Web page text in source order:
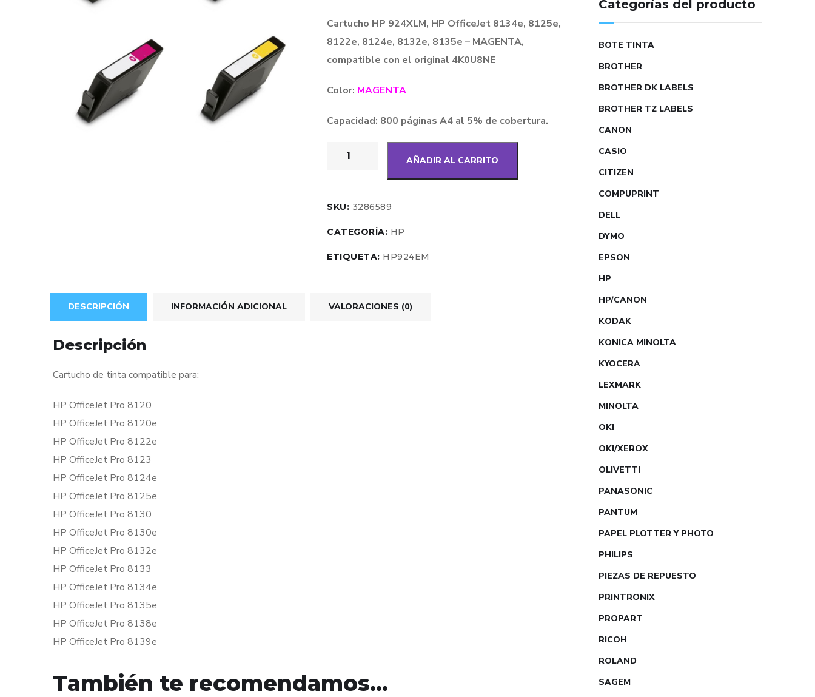
Cartucho HP 924XLM, HP OfficeJet 8134e, 8125e,
8122e, 8124e, 8132e, 8135e – MAGENTA,
compatible con el original 4K0U8NE
Color: MAGENTA
Capacidad: 800 páginas A4 al 5% de cobertura.
AÑADIR AL CARRITO
SKU: 3286589
CATEGORÍA: HP
ETIQUETA: HP924EM
DESCRIPCIÓN INFORMACIÓN ADICIONAL VALORACIONES (0)
Descripción
Cartucho de tinta compatible para:
HP OfficeJet Pro 8120
HP OfficeJet Pro 8120e
HP OfficeJet Pro 8122e
HP OfficeJet Pro 8123
HP OfficeJet Pro 8124e
HP OfficeJet Pro 8125e
HP OfficeJet Pro 8130
HP OfficeJet Pro 8130e
HP OfficeJet Pro 8132e
HP OfficeJet Pro 8133
HP OfficeJet Pro 8134e
HP OfficeJet Pro 8135e
HP OfficeJet Pro 8138e
HP OfficeJet Pro 8139e
También te recomendamos…
Categorías del producto
BOTE TINTA
BROTHER
BROTHER DK LABELS
BROTHER TZ LABELS
CANON
CASIO
CITIZEN
COMPUPRINT
DELL
DYMO
EPSON
HP
HP/CANON
KODAK
KONICA MINOLTA
KYOCERA
LEXMARK
MINOLTA
OKI
OKI/XEROX
OLIVETTI
PANASONIC
PANTUM
PAPEL PLOTTER Y PHOTO
PHILIPS
PIEZAS DE REPUESTO
PRINTRONIX
PROPART
RICOH
ROLAND
SAGEM